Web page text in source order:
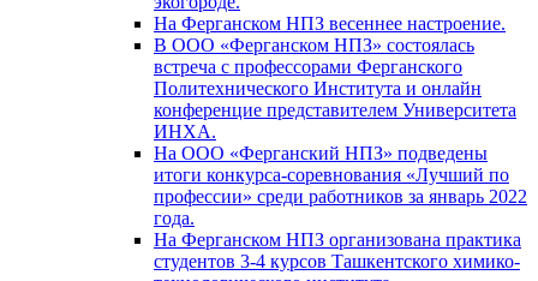
На Ферганском НПЗ весеннее настроение.
В ООО «Ферганском НПЗ» состоялась
встреча с профессорами Ферганского
Политехнического Института и онлайн
конференцие представителем Университета
ИНХА.
На ООО «Ферганский НПЗ» подведены
итоги конкурса-соревнования «Лучший по
профессии» среди работников за январь 2022
года.
На Ферганском НПЗ организована практика
студентов 3-4 курсов Ташкентского химико-